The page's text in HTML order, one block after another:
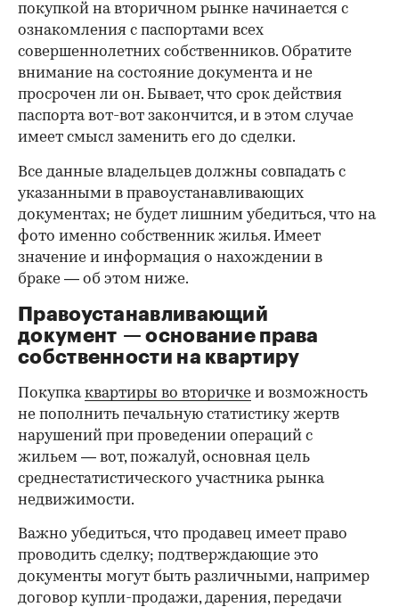
покупкой на вторичном рынке начинается с
ознакомления с паспортами всех
совершеннолетних собственников. Обратите
внимание на состояние документа и не
просрочен ли он. Бывает, что срок действия
паспорта вот-вот закончится, и в этом случае
имеет смысл заменить его до сделки.
00:00 / 00:00
Все данные владельцев должны совпадать с
указанными в правоустанавливающих
документах; не будет лишним убедиться, что на
фото именно собственник жилья. Имеет
значение и информация о нахождении в
браке — об этом ниже.
Правоустанавливающий
документ — основание права
собственности на квартиру
Покупкаквартиры во вторичке и возможность
не пополнить печальную статистику жертв
нарушений при проведении операций с
жильем — вот, пожалуй, основная цель
среднестатистического участника рынка
недвижимости.
Важно убедиться, что продавец имеет право
проводить сделку; подтверждающие это
документы могут быть различными, например
договор купли-продажи, дарения, передачи